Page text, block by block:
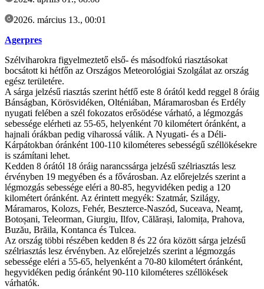
2026. március 13., 00:01
Agerpres
Szélviharokra figyelmeztető első- és másodfokú riasztásokat
bocsátott ki hétfőn az Országos Meteorológiai Szolgálat az ország
egész területére.
A sárga jelzésű riasztás szerint hétfő este 8 órától kedd reggel 8 óráig
Bánságban, Körösvidéken, Olténiában, Máramarosban és Erdély
nyugati felében a szél fokozatos erősödése várható, a légmozgás
sebessége elérheti az 55-65, helyenként 70 kilométert óránként, a
hajnali órákban pedig viharossá válik. A Nyugati- és a Déli-
Kárpátokban óránként 100-110 kilométeres sebességű széllökésekre
is számítani lehet.
Kedden 8 órától 18 óráig narancssárga jelzésű szélriasztás lesz
érvényben 19 megyében és a fővárosban. Az előrejelzés szerint a
légmozgás sebessége eléri a 80-85, hegyvidéken pedig a 120
kilométert óránként. Az érintett megyék: Szatmár, Szilágy,
Máramaros, Kolozs, Fehér, Beszterce-Naszód, Suceava, Neamț,
Botoșani, Teleorman, Giurgiu, Ilfov, Călărași, Ialomița, Prahova,
Buzău, Brăila, Kontanca és Tulcea.
Az ország többi részében kedden 8 és 22 óra között sárga jelzésű
szélriasztás lesz érvényben. Az előrejelzés szerint a légmozgás
sebessége eléri a 55-65, helyenként a 70-80 kilométert óránként,
hegyvidéken pedig óránként 90-110 kilométeres széllökések
várhatók.